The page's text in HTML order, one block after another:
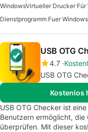
WindowsVirtueller Drucker Für
Dienstprogramm Fuer Windows
USB OTG
4.7
USB OTG
Kostenlos
USB OTG Checker ist
Benutzern ermöglicht, die
überprüfen. Mit dieser